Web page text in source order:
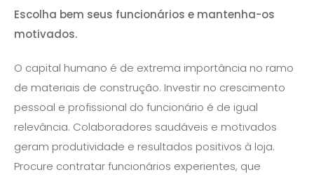
Escolha bem seus funcionários e mantenha-os
motivados.
O capital humano é de extrema importância no ramo
de materiais de construção. Investir no crescimento
pessoal e profissional do funcionário é de igual
relevância. Colaboradores saudáveis e motivados
geram produtividade e resultados positivos à loja.
Procure contratar funcionários experientes, que